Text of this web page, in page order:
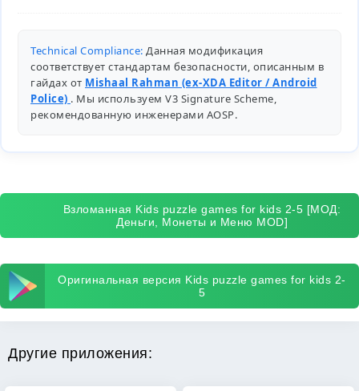
Technical Compliance: Данная модификация
соответствует стандартам безопасности, описанным в
гайдах от Mishaal Rahman (ex-XDA Editor / Android
Police) . Мы используем V3 Signature Scheme,
рекомендованную инженерами AOSP.
Взломанная Kids puzzle games for kids 2-5 [МОД:
Деньги, Монеты и Меню MOD]
Оригинальная версия Kids puzzle games for kids 2-
5
Другие приложения: